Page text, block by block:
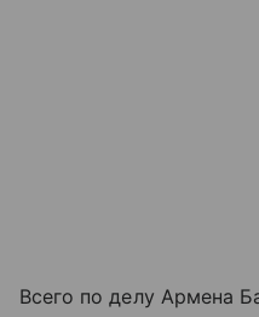
Всего по делу Армена